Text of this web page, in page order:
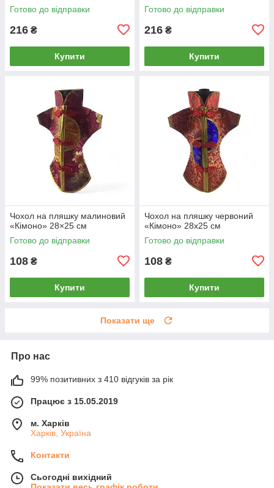
Готово до відправки
216 ₴
Купити
Готово до відправки
216 ₴
Купити
Чохол на пляшку малиновий
«Кімоно» 28×25 см
Готово до відправки
108 ₴
Купити
Чохол на пляшку червоний
«Кімоно» 28х25 см
Готово до відправки
108 ₴
Купити
Показати ще
Про нас
99% позитивних з 410 відгуків за рік
Працює з 15.05.2019
м. Харків
Харків, Україна
Контакти
Сьогодні вихідний